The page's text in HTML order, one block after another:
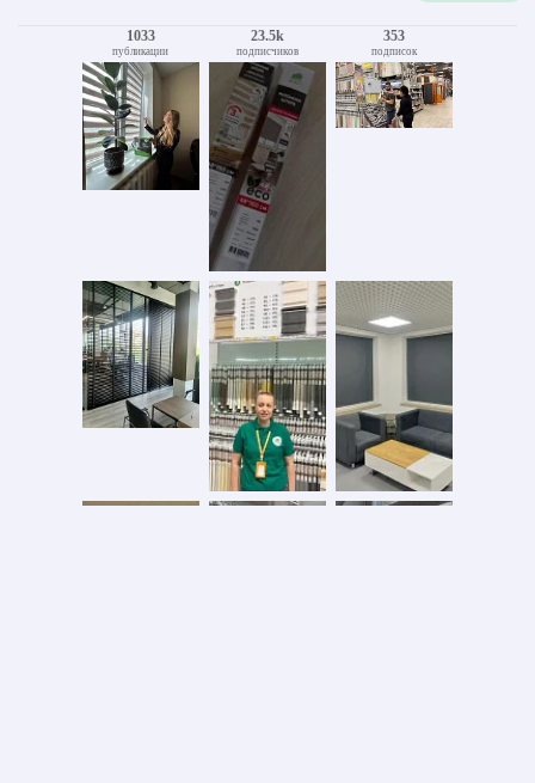
1033
публикации
23.5k
подписчиков
353
подписок